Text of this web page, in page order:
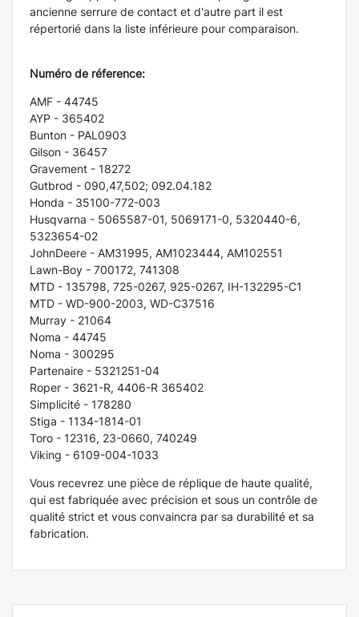
ancienne serrure de contact et d'autre part il est
répertorié dans la liste inférieure pour comparaison.
Numéro de réference:
AMF - 44745
AYP - 365402
Bunton - PAL0903
Gilson - 36457
Gravement - 18272
Gutbrod - 090,47,502; 092.04.182
Honda - 35100-772-003
Husqvarna - 5065587-01, 5069171-0, 5320440-6,
5323654-02
JohnDeere - AM31995, AM1023444, AM102551
Lawn-Boy - 700172, 741308
MTD - 135798, 725-0267, 925-0267, IH-132295-C1
MTD - WD-900-2003, WD-C37516
Murray - 21064
Noma - 44745
Noma - 300295
Partenaire - 5321251-04
Roper - 3621-R, 4406-R 365402
Simplicité - 178280
Stiga - 1134-1814-01
Toro - 12316, 23-0660, 740249
Viking - 6109-004-1033
Vous recevrez une pièce de réplique de haute qualité,
qui est fabriquée avec précision et sous un contrôle de
qualité strict et vous convaincra par sa durabilité et sa
fabrication.